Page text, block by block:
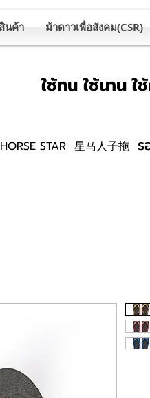
นค้า ม้าดาวเพื่อสังคม(CSR)
ใช้ทน ใช้นาน ใ
HORSE STAR 星马人子拖 ร